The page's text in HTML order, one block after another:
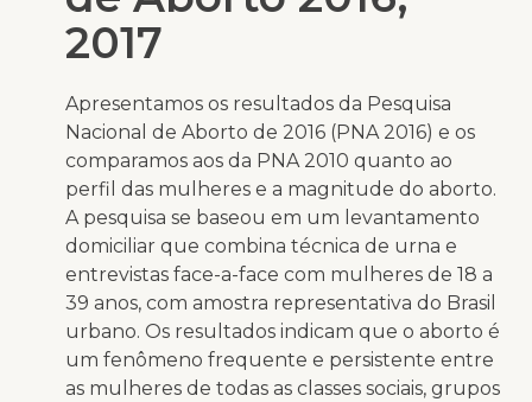
2017
Apresentamos os resultados da Pesquisa
Nacional de Aborto de 2016 (PNA 2016) e os
comparamos aos da PNA 2010 quanto ao
perfil das mulheres e a magnitude do aborto.
A pesquisa se baseou em um levantamento
domiciliar que combina técnica de urna e
entrevistas face-a-face com mulheres de 18 a
39 anos, com amostra representativa do Brasil
urbano. Os resultados indicam que o aborto é
um fenômeno frequente e persistente entre
as mulheres de todas as classes sociais, grupos